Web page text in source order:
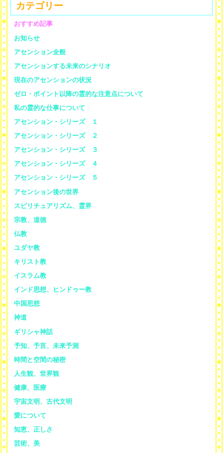
カテゴリー
おすすめ記事
お知らせ
アセンション全般
アセンションする未来のシナリオ
現在のアセンションの状況
ゼロ・ポイント以降の霊的な注意点について
私の霊的な仕事について
アセンション・シリーズ １
アセンション・シリーズ ２
アセンション・シリーズ ３
アセンション・シリーズ ４
アセンション・シリーズ ５
アセンション後の世界
スピリチュアリズム、霊界
宗教、道徳
仏教
ユダヤ教
キリスト教
イスラム教
インド思想、ヒンドゥー教
中国思想
神道
ギリシャ神話
予知、予言、未来予測
時間と空間の秘密
人生観、世界観
健康、医療
宇宙文明、古代文明
愛について
知恵、正しさ
芸術、美